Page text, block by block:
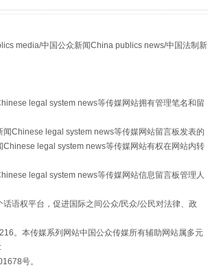
习近平的“航天情”
media/中国公众新闻China publics news/中国法制新
legal system news等传媒网站拥有管理笔名和留
Chinese legal system news等传媒网站留言板发表的
legal system news等传媒网站有权在网站内转
legal system news等传媒网站信息留言板管理人
语权平台，促进国际之间公众/民众/公民对法律、政
。本传媒系列网站中国公众传媒所有辅助网站属多元
号。